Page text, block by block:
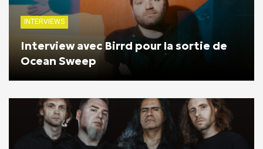
INTERVIEWS
Interview avec Birrd pour la sortie de
Ocean Sweep